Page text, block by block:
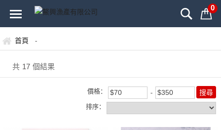
0
首頁 -
共 17 個結果
價格：
排序：